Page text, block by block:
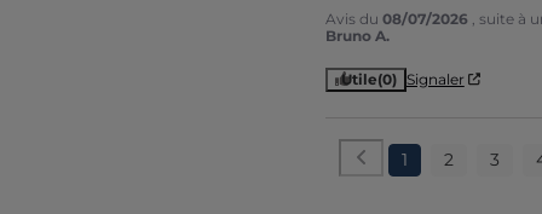
Avis du 08/07/2026
, suite à
Bruno A.
Utile(0) Signaler
1 2 3